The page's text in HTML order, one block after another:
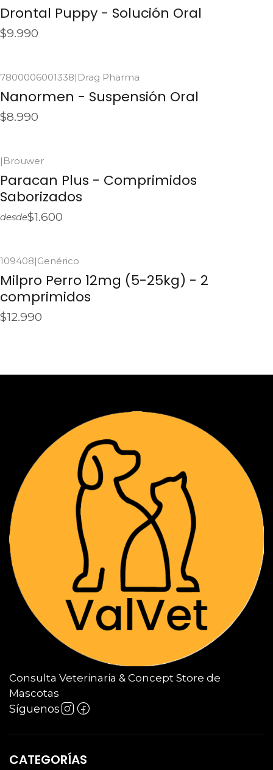
Drontal Puppy - Solución Oral
$9.990
7800006001338| Drag Pharma
Nanormen - Suspensión Oral
$8.990
| Brouwer
Paracan Plus - Comprimidos
Saborizados
desde$1.600
Agotado
109408|Genérico
Milpro Perro 12mg (5-25kg) - 2
comprimidos
$12.990
Consulta Veterinaria & Concept Store de
Mascotas
Síguenos
CATEGORÍAS